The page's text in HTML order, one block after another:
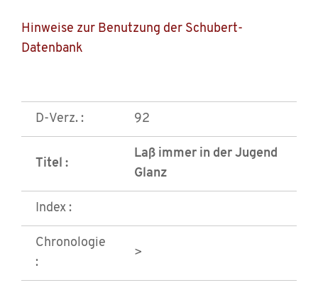
Hinweise zur Benutzung der Schubert-
Datenbank
D-Verz. : 92
Titel :
Laß immer in der Jugend
Glanz
Index :
Chronologie
:
>